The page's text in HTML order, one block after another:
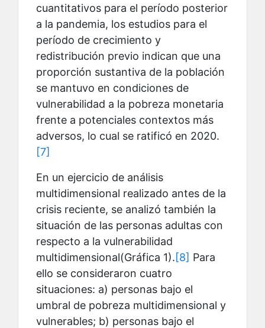
cuantitativos para el período posterior
a la pandemia, los estudios para el
período de crecimiento y
redistribución previo indican que una
proporción sustantiva de la población
se mantuvo en condiciones de
vulnerabilidad a la pobreza monetaria
frente a potenciales contextos más
adversos, lo cual se ratificó en 2020.
[7]
En un ejercicio de análisis
multidimensional realizado antes de la
crisis reciente, se analizó también la
situación de las personas adultas con
respecto a la vulnerabilidad
multidimensional(Gráfica 1).[8] Para
ello se consideraron cuatro
situaciones: a) personas bajo el
umbral de pobreza multidimensional y
vulnerables; b) personas bajo el